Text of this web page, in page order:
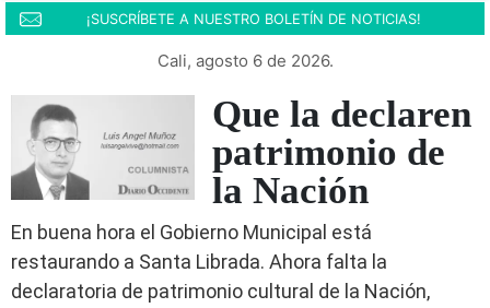
¡SUSCRÍBETE A NUESTRO BOLETÍN DE NOTICIAS!
Cali, agosto 6 de 2026.
Que la declaren
patrimonio de
la Nación
En buena hora el Gobierno Municipal está
restaurando a Santa Librada. Ahora falta la
declaratoria de patrimonio cultural de la Nación,